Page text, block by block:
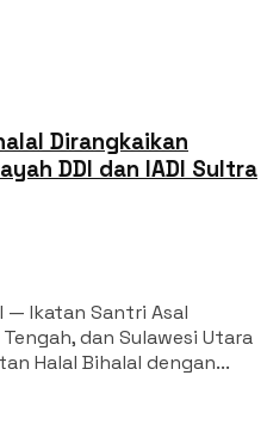
Dirangkaikan
DDI dan IADI Sultra
— Ikatan Santri Asal
dan Sulawesi Utara
Halal Bihalal dengan...